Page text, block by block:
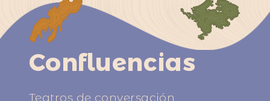
Confluencias
Teatros de conversación